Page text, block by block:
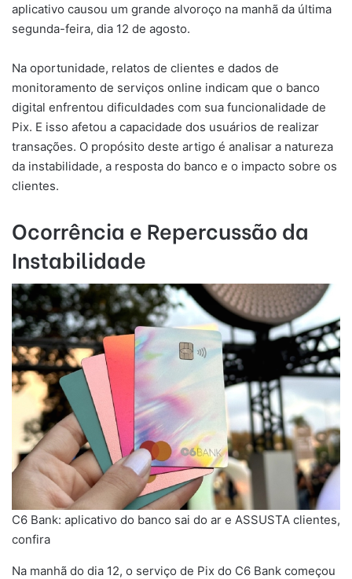
aplicativo causou um grande alvoroço na manhã da última
segunda-feira, dia 12 de agosto.
Na oportunidade, relatos de clientes e dados de
monitoramento de serviços online indicam que o banco
digital enfrentou dificuldades com sua funcionalidade de
Pix. E isso afetou a capacidade dos usuários de realizar
transações. O propósito deste artigo é analisar a natureza
da instabilidade, a resposta do banco e o impacto sobre os
clientes.
Ocorrência e Repercussão da
Instabilidade
C6 Bank: aplicativo do banco sai do ar e ASSUSTA clientes,
confira
Na manhã do dia 12, o serviço de Pix do C6 Bank começou